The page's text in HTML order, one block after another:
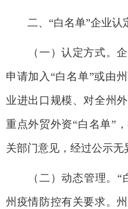
二、“白名单”企业认
（一）认定方式。企
申请加入“白名单”或由
业进出口规模、对全州
重点外贸外资“白名单”
关部门意见，经过公示无
（二）动态管理。“
州疫情防控有关要求。